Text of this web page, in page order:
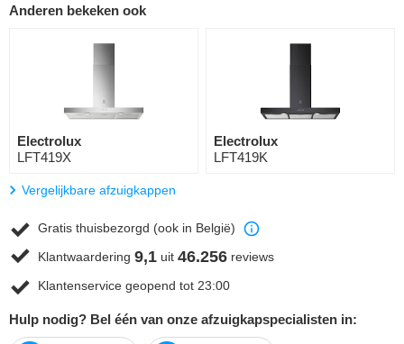
Anderen bekeken ook
Electrolux
LFT419X
Electrolux
LFT419K
Vergelijkbare afzuigkappen
Gratis thuisbezorgd (ook in België)
Klantwaardering 9,1 uit 46.256 reviews
Klantenservice geopend tot 23:00
Hulp nodig? Bel één van onze afzuigkapspecialisten in: